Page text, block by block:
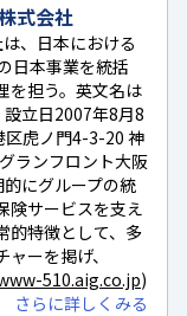
式会社
、日本における
日本事業を統括
を担う。英文名は
立日2007年8月8
区虎ノ門4-3-20 神
ランフロント大阪
にグループの統
険サービスを支え
的特徴として、多
ーを掲げ、
510.aig.co.jp)
さらに詳しくみる